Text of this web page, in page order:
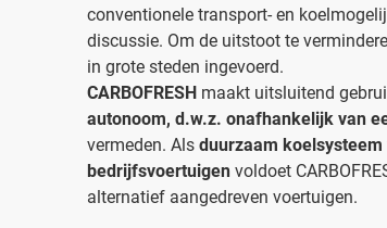
conventionele transport- en
discussie. Om de uitstoot te
in grote steden ingevoerd.
CARBOFRESH maakt uitsluitend
autonoom, d.w.z. onafhankelijk van
vermeden. Als duurzaam koelsysteem
bedrijfsvoertuigen voldoet
alternatief aangedreven voertuigen.